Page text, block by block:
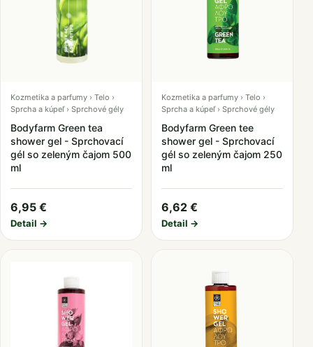
Kozmetika a parfumy › Telo ›
Sprcha a kúpeľ › Sprchové gély
Bodyfarm Green tea
shower gel - Sprchovací
gél so zeleným čajom 500
ml
6,95 €
Detail →
Kozmetika a parfumy › Telo ›
Sprcha a kúpeľ › Sprchové gély
Bodyfarm Green tee
shower gel - Sprchovací
gél so zeleným čajom 250
ml
6,62 €
Detail →